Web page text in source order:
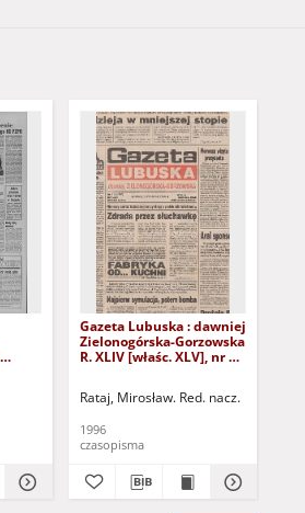
Gazeta Lubuska : dawniej
Zielonogórska-Gorzowska
R. XLIV [właśc. XLV], nr 52
Rataj, Mirosław. Red. nacz.
1996
czasopisma